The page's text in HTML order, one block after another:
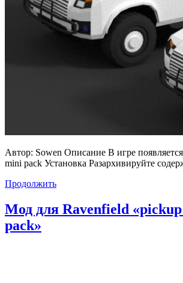
Автор: Sowen Описание В игре
mini pack Установка Разархивируйте
Продолжить
Мод для Ravenfield
pack»